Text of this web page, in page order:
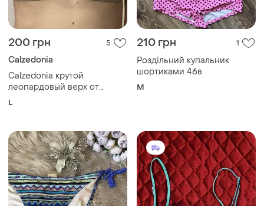
200 грн 5
Calzedonia
Calzedonia крутой
леопардовый верх от
купальника с косточками
L
210 грн 1
Роздільний купальник
шортиками 46в
M